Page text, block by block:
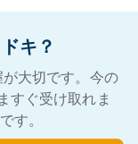
キ？
大切です。今の
すぐ受け取れま
す。